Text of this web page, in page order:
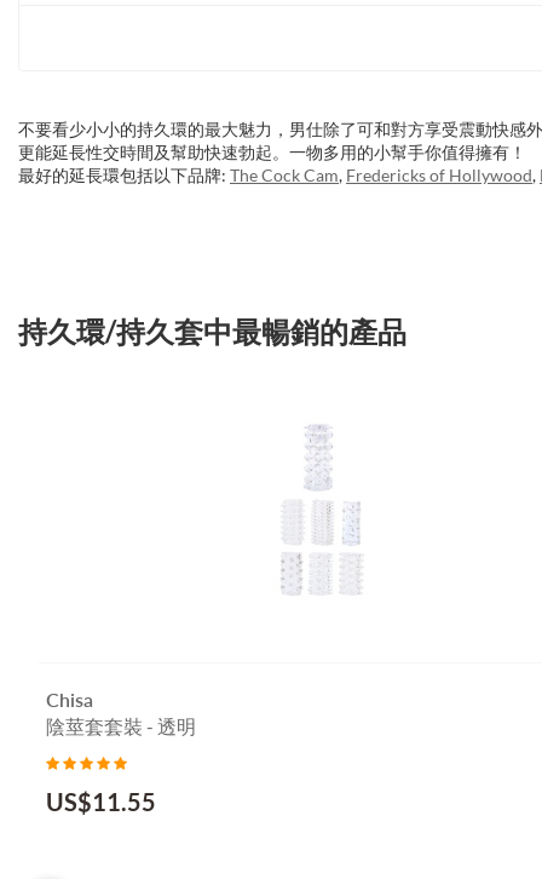
不要看少小小的持久環的最大魅力，男仕除了可和對方享受震動快感
更能延長性交時間及幫助快速勃起。一物多用的小幫手你值得擁有！
最好的延長環包括以下品牌: The Cock Cam, Fredericks of Hollywood,
持久環/持久套中最暢銷的產品
Chisa
陰莖套套裝 - 透明
US$11.55